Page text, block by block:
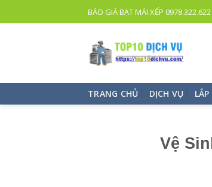
10
TÍN
BÁO GIÁ BẠT MÁI XẾP 0978.322.622
TRANG CHỦ DỊCH VỤ
Vệ